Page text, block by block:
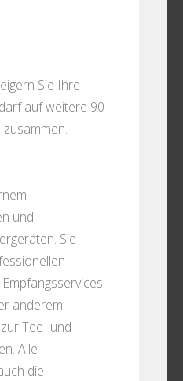
Sie Ihre
auf weitere 90
und -
Sie
anderem
Tee- und
Alle
die